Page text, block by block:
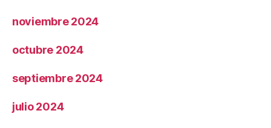
noviembre 2024
octubre 2024
septiembre 2024
julio 2024